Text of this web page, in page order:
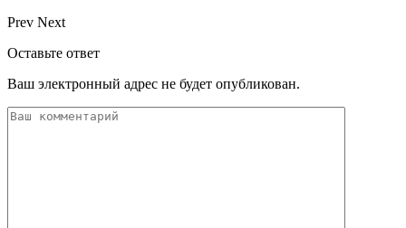
Prev Next
Оставьте ответ
Ваш электронный адрес не будет опубликован.